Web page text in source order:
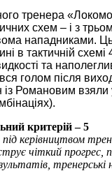
тренера
схем – і з
нападниками.
в тактичній схемі
та
голом після
із Романовим взяли
критерій – 5
керівництвом
чіткий прогрес,
тренерські